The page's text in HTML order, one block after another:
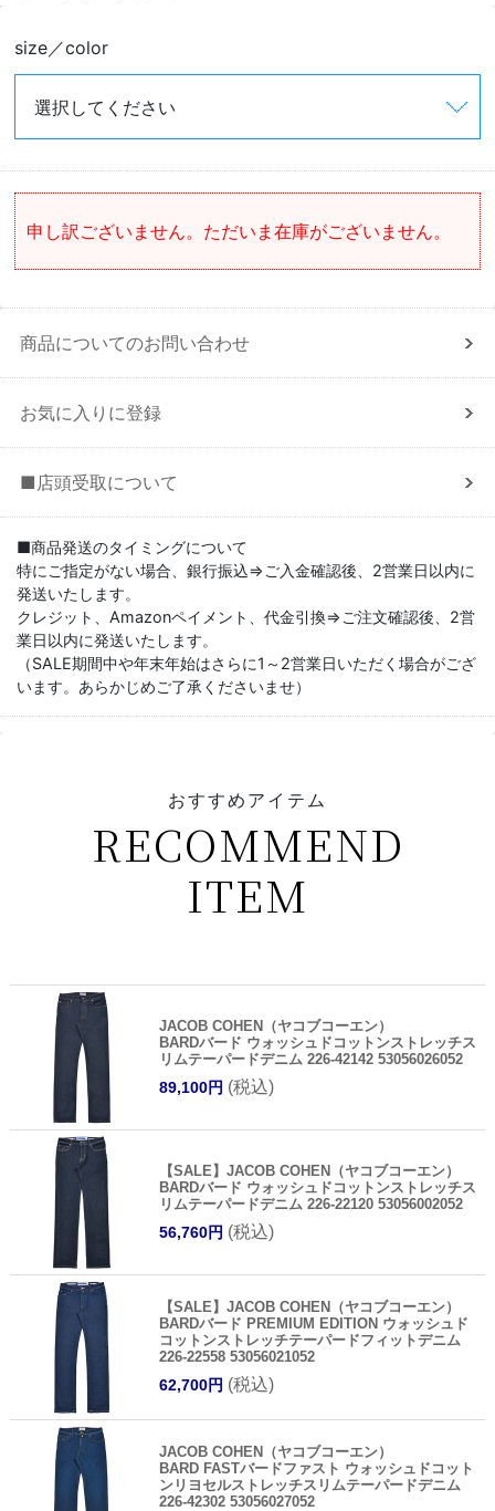
size／color
申し訳ございません。ただいま在庫がございません。
商品についてのお問い合わせ
お気に入りに登録
■店頭受取について
■商品発送のタイミングについて
特にご指定がない場合、銀行振込⇒ご入金確認後、2営業日以内に
発送いたします。
クレジット、Amazonペイメント、代金引換⇒ご注文確認後、2営
業日以内に発送いたします。
（SALE期間中や年末年始はさらに1～2営業日いただく場合がござ
います。あらかじめご了承くださいませ）
おすすめアイテム
RECOMMEND
ITEM
JACOB COHEN（ヤコブコーエン）
BARDバード ウォッシュドコットンストレッチス
リムテーパードデニム 226-42142 53056026052
89,100円 (税込)
【SALE】JACOB COHEN（ヤコブコーエン）
BARDバード ウォッシュドコットンストレッチス
リムテーパードデニム 226-22120 53056002052
56,760円 (税込)
【SALE】JACOB COHEN（ヤコブコーエン）
BARDバード PREMIUM EDITION ウォッシュド
コットンストレッチテーパードフィットデニム
226-22558 53056021052
62,700円 (税込)
JACOB COHEN（ヤコブコーエン）
BARD FASTバードファスト ウォッシュドコット
ンリヨセルストレッチスリムテーパードデニム
226-42302 53056027052